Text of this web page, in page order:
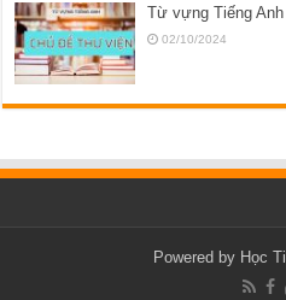
Từ vựng Tiếng
02/10/2024
Powered by Học